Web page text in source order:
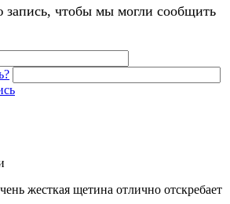
запись, чтобы мы могли сообщить
жесткая щетина отлично отскребает